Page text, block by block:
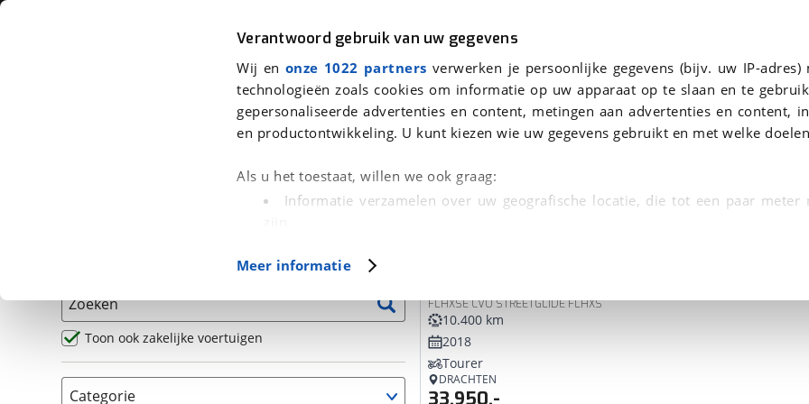
Verantwoord gebruik van uw gegevens
Wij en onze 1022 partners verwerken je persoonlijke gegevens (bijv. uw IP-adres)
technologieën zoals cookies om informatie op uw apparaat op te slaan en te
gepersonaliseerde advertenties en content, metingen aan advertenties en content,
en productontwikkeling. U kunt kiezen wie uw gegevens gebruikt en met welke
Als u het toestaat, willen we ook graag:
Informatie verzamelen over uw geografische locatie, die tot een paar meter
(fingerprinting)
in. U kunt uw toestemming op elk moment wijzigen of
Cookieverklaring.
Met cookies en vergelijkbare technieken zorgen we voor een betere en meer
Functionele cookies zorgen ervoor dat de website goed werkt. Ook gebruiken we
Meer informatie
Auto Fiets Motor
We hebben 5 motoren voor je gevonden
Zoeken
Toon ook zakelijke voertuigen
Categorie
FLHXSE CVO STREETGLIDE FLHXS
10.400 km
2018
Tourer
DRACHTEN
33.950,-